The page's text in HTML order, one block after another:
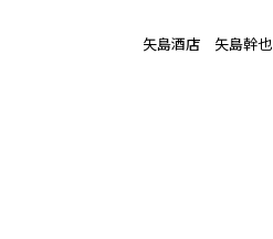
矢島酒店 矢島幹也